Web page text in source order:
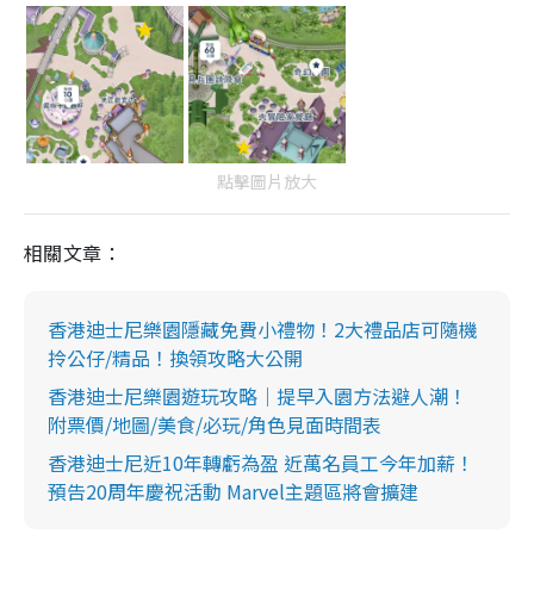
點擊圖片放大
相關文章：
香港迪士尼樂園隱藏免費小禮物！2大禮品店可隨機
拎公仔/精品！換領攻略大公開
香港迪士尼樂園遊玩攻略｜提早入園方法避人潮！
附票價/地圖/美食/必玩/角色見面時間表
香港迪士尼近10年轉虧為盈 近萬名員工今年加薪！
預告20周年慶祝活動 Marvel主題區將會擴建